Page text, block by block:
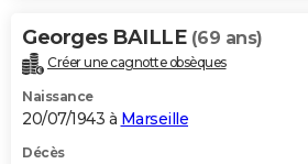
Georges BAILLE (69 ans)
Créer une cagnotte obsèques
Naissance
20/07/1943 à Marseille
Décès